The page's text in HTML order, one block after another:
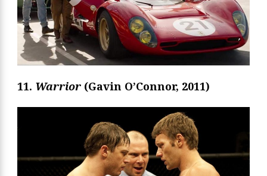
11. Warrior (Gavin O’Connor, 2011)